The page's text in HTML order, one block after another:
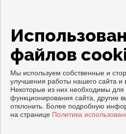
Copyright © 2026. все
Официальное уведомление|
Cookies
файлов
Мы используем собственные и
улучшения работы нашего сайта и
Некоторые из них необходимы для
функционирования сайта, другие
отклонить. Более подробную
на странице Политика